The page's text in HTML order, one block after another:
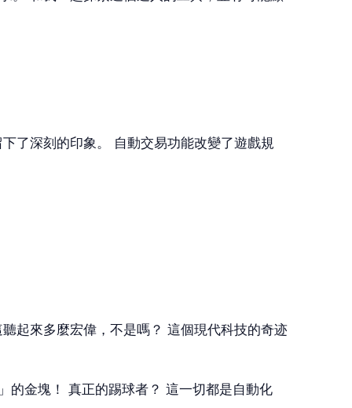
了深刻的印象。 自動交易功能改變了遊戲規
起來多麼宏偉，不是嗎？ 這個現代科技的奇迹
的金塊！ 真正的踢球者？ 這一切都是自動化